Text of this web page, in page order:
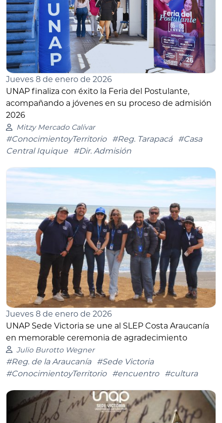
Jueves 8 de enero de 2026
UNAP finaliza con éxito la Feria del Postulante,
acompañando a jóvenes en su proceso de admisión
2026
Mitzy Mercado Calívar
#ConocimientoyTerritorio #Reg. Tarapacá
#Casa
Central Iquique
#Dir. Admisión
Jueves 8 de enero de 2026
UNAP Sede Victoria se une al SLEP Costa Araucanía
en memorable ceremonia de agradecimiento
Julio Burotto Wegner
#Reg. de la Araucanía
#Sede Victoria
#ConocimientoyTerritorio
#encuentro #cultura